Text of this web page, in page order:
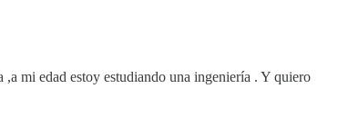
mi edad estoy estudiando una ingeniería . Y quiero